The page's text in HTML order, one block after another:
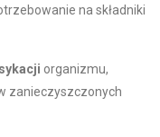
na składniki
organizmu,
zanieczyszczonych